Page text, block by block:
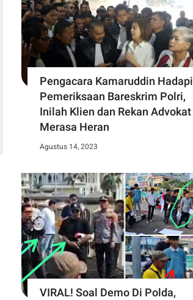
Pengacara Kamaruddin Hadapi
Pemeriksaan Bareskrim Polri,
Inilah Klien dan Rekan Advokat
Merasa Heran
Agustus 14, 2023
VIRAL! Soal Demo Di Polda,